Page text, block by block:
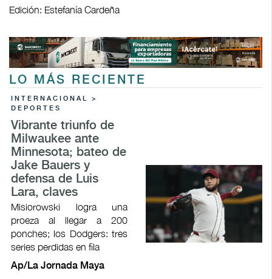
Edición: Estefanía Cardeña
LO MÁS RECIENTE
INTERNACIONAL >
DEPORTES
Vibrante triunfo de
Milwaukee ante
Minnesota; bateo de
Jake Bauers y
defensa de Luis
Lara, claves
Misiorowski logra una
proeza al llegar a 200
ponches; los Dodgers: tres
series perdidas en fila
Ap/La Jornada Maya